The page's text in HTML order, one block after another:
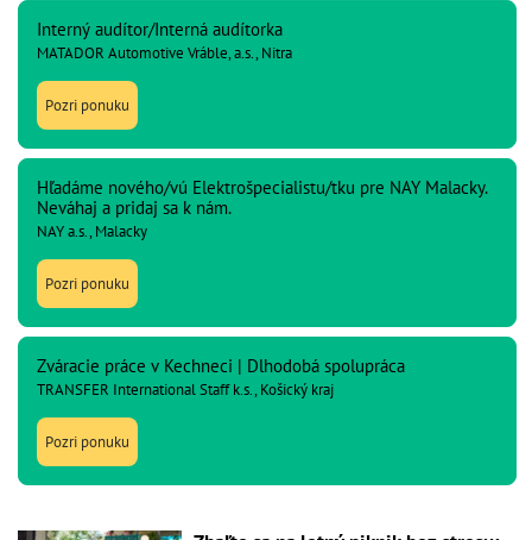
Interný audítor/Interná audítorka
MATADOR Automotive Vráble, a.s., Nitra
Pozri ponuku
Hľadáme nového/vú Elektrošpecialistu/tku pre NAY Malacky.
Neváhaj a pridaj sa k nám.
NAY a.s., Malacky
Pozri ponuku
Zváracie práce v Kechneci | Dlhodobá spolupráca
TRANSFER International Staff k.s., Košický kraj
Pozri ponuku